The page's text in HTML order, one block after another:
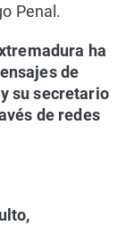
Penal.
ha
de
su secretario
de redes